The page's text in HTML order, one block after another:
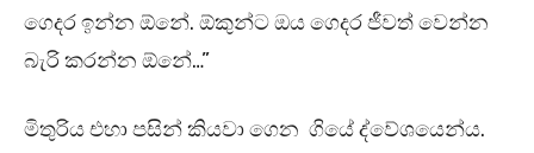
ගෙදර ඉන්න ඕනේ. ඕකුන්ට ඔය ගෙදර ජීවත් වෙන්න
බැරි කරන්න ඕනේ…”
මිතුරිය එහා පසින් කියවා ගෙන ගියේ ද්වේශයෙන්ය.